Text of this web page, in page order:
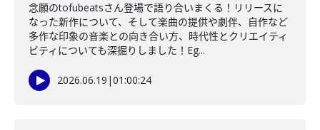
念願のtofubeatsさん登場で語り合いまくる！リリースに
なった新作について、そして楽曲の提供や劇伴、自作など
多作な印象の音楽との向き合い方、時代性とクリエイティ
ビティについても深掘りしました！Eg...
2026.06.19 |01:00:24